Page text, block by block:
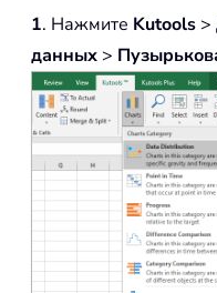
1. Нажмите Kutools >
данных >